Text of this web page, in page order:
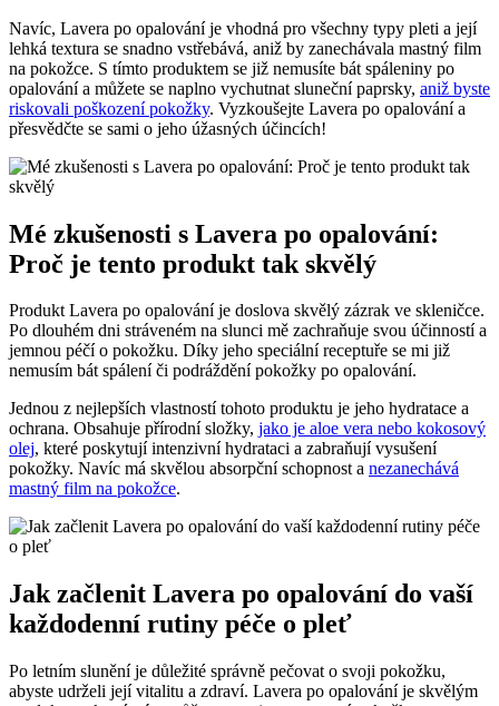
Navíc, Lavera po opalování je vhodná pro všechny typy pleti a její
lehká textura se snadno vstřebává, aniž by zanechávala mastný film
na pokožce. S tímto produktem se již nemusíte bát spáleniny po
opalování a můžete se naplno vychutnat sluneční paprsky, aniž byste
riskovali poškození pokožky. Vyzkoušejte Lavera po opalování a
přesvědčte se sami o jeho úžasných účincích!
Mé zkušenosti s Lavera po opalování:
Proč je tento produkt tak skvělý
Produkt Lavera po opalování je doslova skvělý zázrak ve skleničce.
Po dlouhém dni stráveném na slunci mě zachraňuje svou účinností a
jemnou péčí o pokožku. Díky jeho speciální receptuře se mi již
nemusím bát spálení či podráždění pokožky po opalování.
Jednou z nejlepších vlastností tohoto produktu je jeho hydratace a
ochrana. Obsahuje přírodní složky, jako je aloe vera nebo kokosový
olej, které poskytují intenzivní hydrataci a zabraňují vysušení
pokožky. Navíc má skvělou absorpční schopnost a nezanechává
mastný film na pokožce.
Jak začlenit Lavera po opalování do vaší
každodenní rutiny péče o pleť
Po letním slunění je důležité správně pečovat o svoji pokožku,
abyste udrželi její vitalitu a zdraví. Lavera po opalování je skvělým